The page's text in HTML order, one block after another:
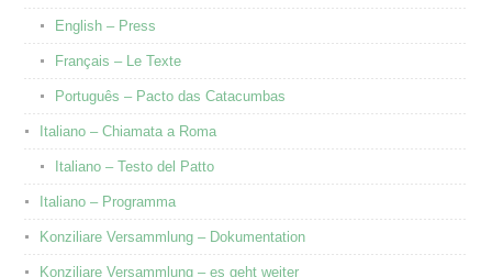
English – Press
Français – Le Texte
Português – Pacto das Catacumbas
Italiano – Chiamata a Roma
Italiano – Testo del Patto
Italiano – Programma
Konziliare Versammlung – Dokumentation
Konziliare Versammlung – es geht weiter